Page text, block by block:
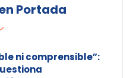
Portada
ni comprensible”: